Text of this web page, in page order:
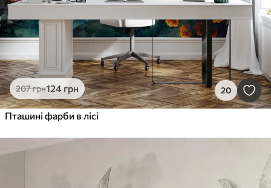
207грн124 грн 20
Пташині фарби в лісі